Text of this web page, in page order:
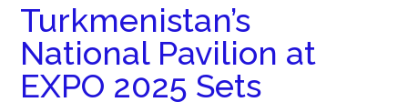
Turkmenistan’s
National Pavilion at
EXPO 2025 Sets